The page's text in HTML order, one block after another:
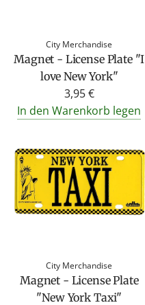
City Merchandise
Magnet - License Plate "I
love New York"
3,95 €
In den Warenkorb legen
City Merchandise
Magnet - License Plate
"New York Taxi"